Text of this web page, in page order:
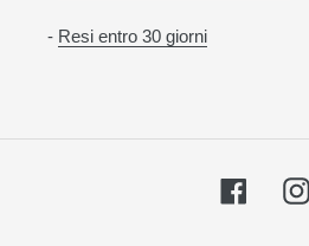
- Resi entro 30 giorni